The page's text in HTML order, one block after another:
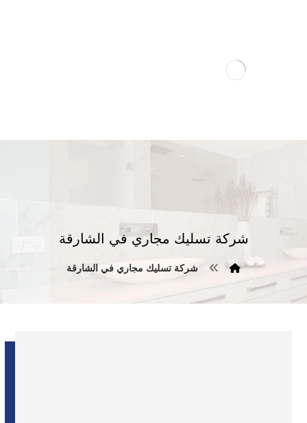
شركة تسليك مجاري في الشارقة
شركة تسليك مجاري في الشارقة